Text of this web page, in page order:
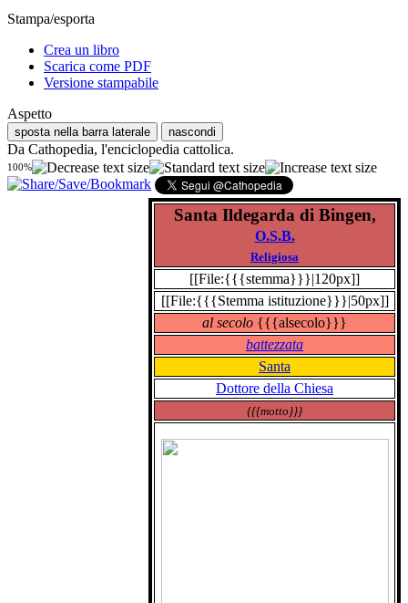
Stampa/esporta
Crea un libro
Scarica come PDF
Versione stampabile
Aspetto
sposta nella barra laterale nascondi
Da Cathopedia, l'enciclopedia cattolica.
100%
Santa Ildegarda di Bingen,
O.S.B.
Religiosa
[[File:{{{stemma}}}|120px]]
[[File:{{{Stemma istituzione}}}|50px]]
al secolo {{{alsecolo}}}
battezzata
Santa
Dottore della Chiesa
{{{motto}}}